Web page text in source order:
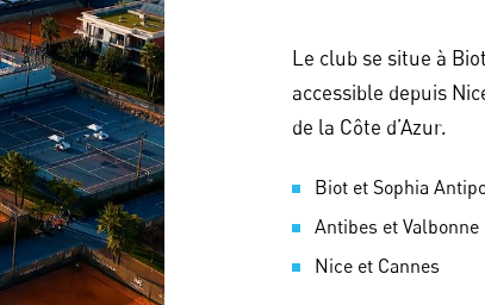
Le club se situe à
accessible depuis
de la Côte d’Azur.
Biot et Sophia
Antibes et Valbonne
Nice et Cannes